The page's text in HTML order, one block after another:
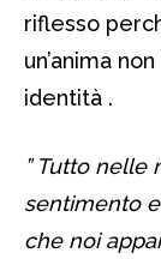
riflesso
un’anima
identità .
” Tutto nelle
sentimento
che noi